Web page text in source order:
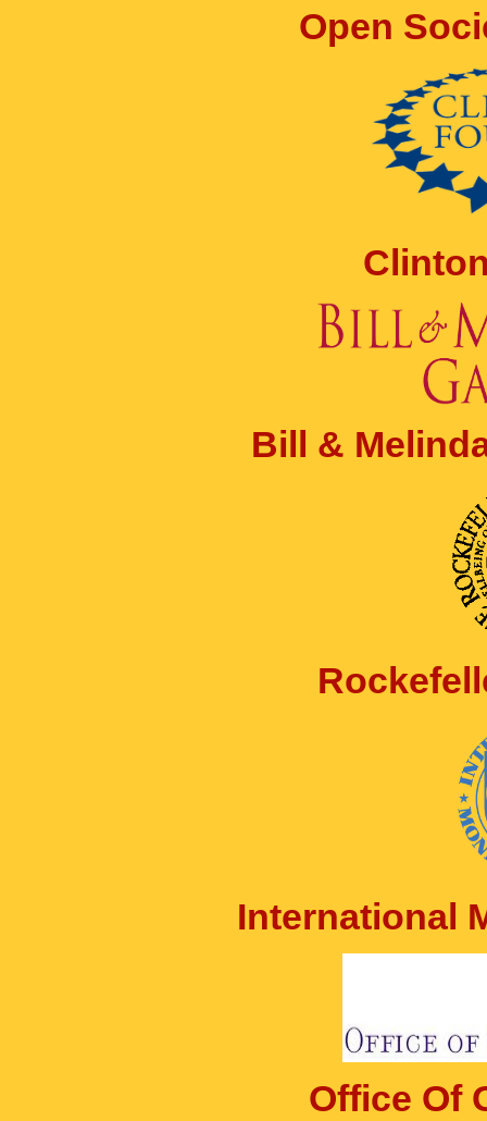
Open
Bill &
International
Office Of